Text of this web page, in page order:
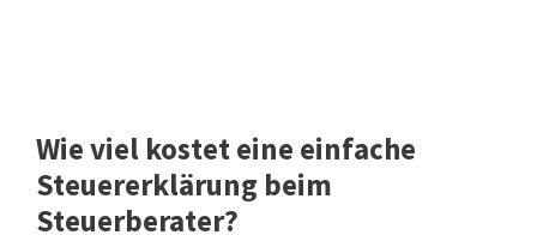
Wie viel kostet eine einfache
Steuererklärung beim
Steuerberater?